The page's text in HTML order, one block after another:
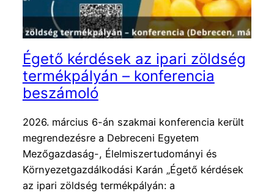
Égető kérdések az ipari zöldség
termékpályán – konferencia
beszámoló
2026. március 6-án szakmai konferencia került
megrendezésre a Debreceni Egyetem
Mezőgazdaság-, Élelmiszertudományi és
Környezetgazdálkodási Karán „Égető kérdések
az ipari zöldség termékpályán: a